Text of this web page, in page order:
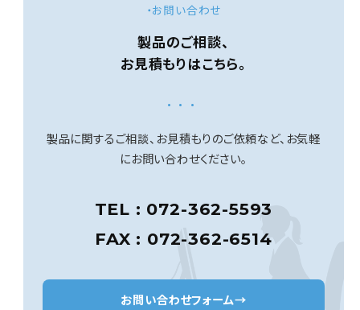
・お問い合わせ
製品のご相談、
お見積もりはこちら。
...
製品に関するご相談、お見積もりのご依頼など、 お気軽
にお問い合わせください。
TEL : 072-362-5593
FAX : 072-362-6514
お問い合わせフォーム→